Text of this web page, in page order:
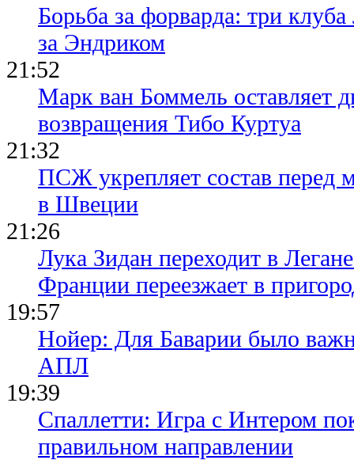
Борьба за форварда: три
за Эндриком
21:52
Марк ван Боммель оставляет
возвращения Тибо Куртуа
21:32
ПСЖ укрепляет состав перед
в Швеции
21:26
Лука Зидан переходит в
Франции переезжает в
19:57
Нойер: Для Баварии было
АПЛ
19:39
Спаллетти: Игра с Интером
правильном направлении